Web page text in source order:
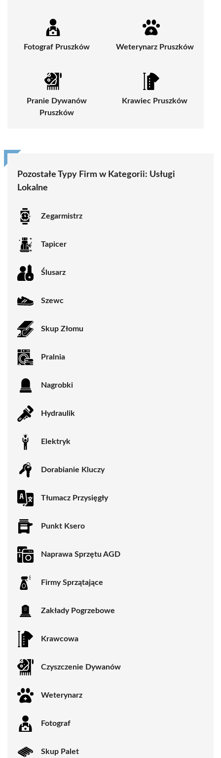
Fotograf Pruszków Weterynarz Pruszków
Pranie Dywanów
Pruszków
Krawiec Pruszków
Pozostałe Typy Firm w Kategorii: Usługi
Lokalne
Zegarmistrz
Tapicer
Ślusarz
Szewc
Skup Złomu
Pralnia
Nagrobki
Hydraulik
Elektryk
Dorabianie Kluczy
Tłumacz Przysięgły
Punkt Ksero
Naprawa Sprzętu AGD
Firmy Sprzątające
Zakłady Pogrzebowe
Krawcowa
Czyszczenie Dywanów
Weterynarz
Fotograf
Skup Palet